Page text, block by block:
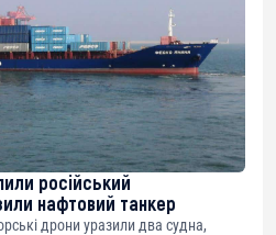
російський
нафтовий танкер
дрони уразили два судна,